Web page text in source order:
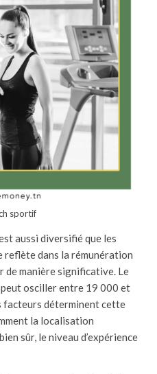
sportif
aussi diversifié que les
reflète dans la rémunération
de manière significative. Le
osciller entre 19 000 et
facteurs déterminent cette
la localisation
sûr, le niveau d’expérience